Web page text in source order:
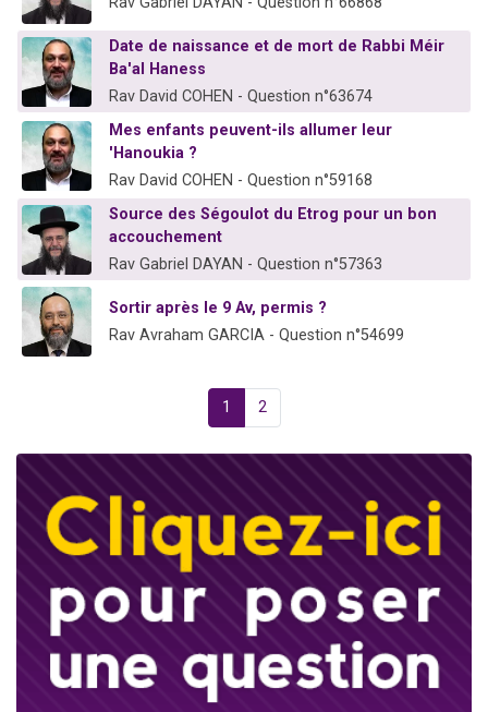
Date de naissance et de mort de Rabbi Méir
Ba'al Haness
Rav David COHEN - Question n°63674
Mes enfants peuvent-ils allumer leur
'Hanoukia ?
Rav David COHEN - Question n°59168
Source des Ségoulot du Etrog pour un bon
accouchement
Rav Gabriel DAYAN - Question n°57363
Sortir après le 9 Av, permis ?
Rav Avraham GARCIA - Question n°54699
1 2